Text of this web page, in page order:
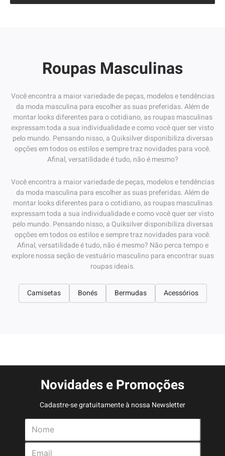
Roupas Masculinas
Você encontra a maior variedade de peças, modelos e tendências
da moda masculina para escolher as suas preferidas. Além de
montar looks diferentes para o cotidiano, as roupas masculinas
expressam toda a sua individualidade e como você quer ser visto
pelo mundo. Pensando nisso, a Quiksilver disponibiliza diversas
opções em todos os estilos e sempre traz novidades para você.
Afinal, versatilidade é tudo, não é mesmo?
Você encontra a maior variedade de peças, modelos e tendências
da moda masculina para escolher as suas preferidas. Além de
montar looks diferentes para o cotidiano, as roupas masculinas
expressam toda a sua individualidade e como você quer ser visto
pelo mundo. Pensando nisso, a Quiksilver disponibiliza diversas
opções em todos os estilos e sempre traz novidades para você.
Afinal, versatilidade é tudo, não é mesmo? Não perca tempo e
explore nossa seção de vestuário masculino para encontrar suas
roupas ideais.
Camisetas Bonés Bermudas Acessórios
Novidades e Promoções
Cadastre-se gratuitamente à nossa Newsletter